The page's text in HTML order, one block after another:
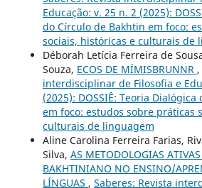
Educação: v. 25 n. 2 (2025):
do Círculo de Bakhtin em foco:
sociais, históricas e culturais de
Déborah Letícia Ferreira de
Souza, ECOS DE MÍMISBRUNNR ,
interdisciplinar de Filosofia e
(2025): DOSSIÊ: Teoria
em foco: estudos sobre práticas
culturais de linguagem
Aline Carolina Ferreira Farias,
Silva, AS METODOLOGIAS
BAKHTINIANO NO ENSINO/
LÍNGUAS , Saberes: Revista